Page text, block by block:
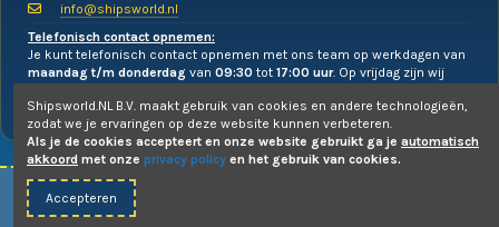
info@shipsworld.nl
Telefonisch contact opnemen:
Je kunt telefonisch contact opnemen met ons team op werkdagen van
maandag t/m donderdag van 09:30 tot 17:00 uur. Op vrijdag zijn wij
© 2010-2026 -
Shipsworld.NL B.V. maakt gebruik van cookies en andere technologieën,
zodat we je ervaringen op deze website kunnen verbeteren.
Als je de cookies accepteert en onze website gebruikt ga je automatisch
akkoord met onze privacy policy en het gebruik van cookies.
Accepteren